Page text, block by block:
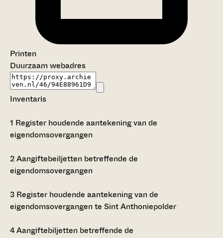
Printen
Duurzaam webadres
Inventaris
1 Register houdende aantekening van de
eigendomsovergangen
2Aangiftebeiljetten betreffende de
eigendomsovergangen
3 Register houdende aantekening van de
eigendomsovergangen te Sint Anthoniepolder
4Aangiftebiljetten betreffende de